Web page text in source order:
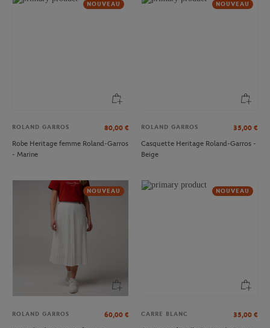
NOUVEAU
ROLAND GARROS 80,00 €
Robe Heritage femme Roland-Garros
- Marine
NOUVEAU
ROLAND GARROS 35,00 €
Casquette Heritage Roland-Garros -
Beige
NOUVEAU
ROLAND GARROS 60,00 €
NOUVEAU
CARRE BLANC 35,00 €